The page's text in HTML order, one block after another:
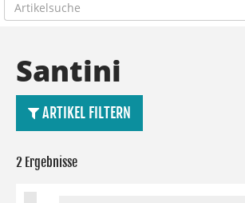
Santini
ARTIKEL FILTERN
2 Ergebnisse